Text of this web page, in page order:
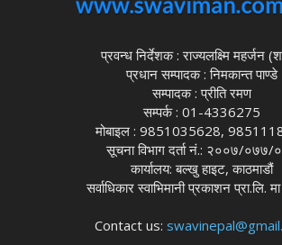
प्रवन्ध निर्देशक : राज्यलक्ष्मि महर्जन
प्रधान सम्पादक : निमकान्त पाण्डे
सम्पादक : प्रीति रमण
सम्पर्क : 01-4336275
मोबाइल : 9851035628,
सूचना विभाग दर्ता नं.: २००७/०७७/
कार्यालय: बल्खु हाइट, काठमाडौं
सर्वाधिकार स्वाभिमानी प्रकाशन प्रा.लि.
Contact us: